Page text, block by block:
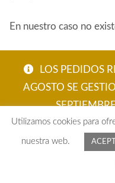
LOS PEDIDOS
AGOSTO SE
En nuestro caso no
obtenida?
Únicamente lo
sido obtenida.
Utilizamos cookies para
nuestra web.